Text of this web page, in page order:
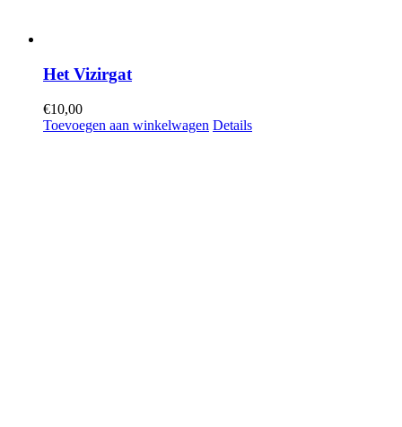
Het Vizirgat
€10,00
Toevoegen aan winkelwagen Details